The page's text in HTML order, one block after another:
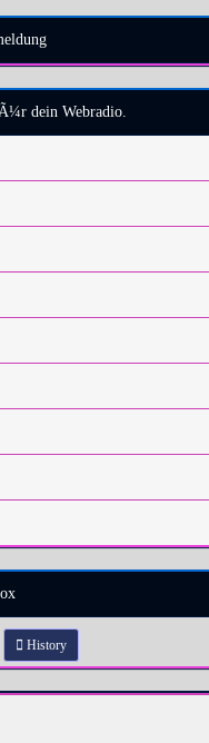
dein Webradio.
History